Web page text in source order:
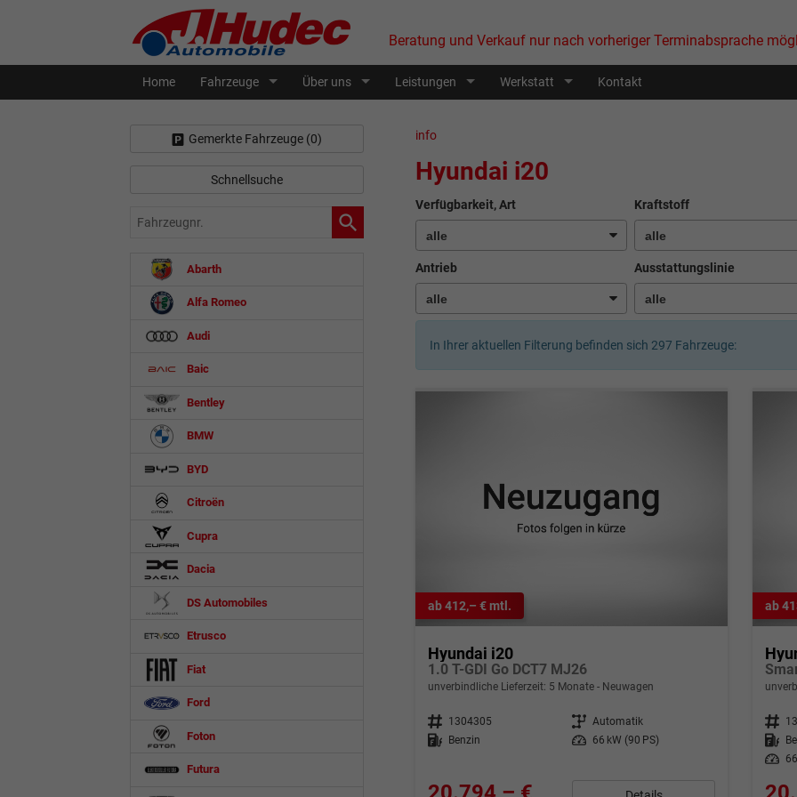
Beratung und Verkauf nur nach vorheriger Terminabsprache
Home Fahrzeuge Über uns Leistungen Werkstatt Kontakt
info
Hyundai i20
Verfügbarkeit, Art Kraftstoff
Antrieb Ausstattungslinie
In Ihrer aktuellen Filterung befinden sich 297 Fahrzeuge:
ab 412,– € mtl.
Hyundai i20
1.0 T-GDI Go DCT7 MJ26
unverbindliche Lieferzeit: 5 Monate Neuwagen
Fahrzeugnr. 1304305 Getriebe Automatik
Kraftstoff
Benzin Leistung 66 kW (90 PS)
ab
Fahrzeugnr.
Kraftstoff
Leistung
Gemerkte Fahrzeuge (0)
Schnellsuche
Fahrzeugnr.
Abarth
Alfa Romeo
Audi
Baic
Bentley
BMW
BYD
Citroën
Cupra
Dacia
DS Automobiles
Etrusco
Fiat
Ford
Foton
Futura